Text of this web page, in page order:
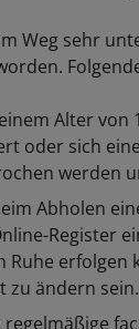
Weg sehr
Alter von
oder sich
werden
Abholen
Register
Ruhe erfolgen
zu ändern sein.
regelmäßige